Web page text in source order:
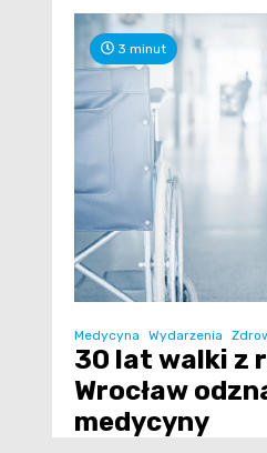
3 minut
Medycyna Wydarzenia
30 lat walki z
Wrocław
medycyny